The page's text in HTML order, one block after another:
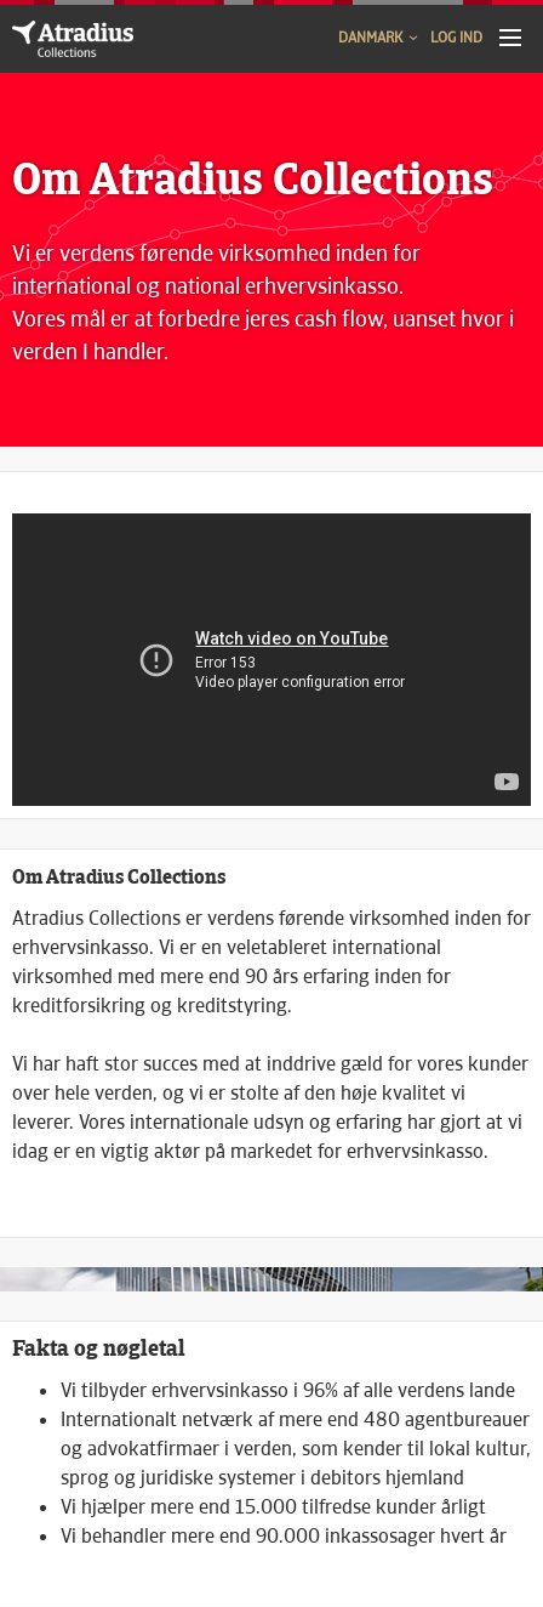
LOG IND
DANMARK
Om Atradius Collections
Vi er verdens førende virksomhed inden for
international og national erhvervsinkasso.
Vores mål er at forbedre jeres cash flow, uanset hvor i
verden I handler.
Om Atradius Collections
Atradius Collections er verdens førende virksomhed inden for
erhvervsinkasso. Vi er en veletableret international
virksomhed med mere end 90 års erfaring inden for
kreditforsikring og kreditstyring.
Vi har haft stor succes med at inddrive gæld for vores kunder
over hele verden, og vi er stolte af den høje kvalitet vi
leverer. Vores internationale udsyn og erfaring har gjort at vi
idag er en vigtig aktør på markedet for erhvervsinkasso.
Fakta og nøgletal
Vi tilbyder erhvervsinkasso i 96% af alle verdens lande
Internationalt netværk af mere end 480 agentbureauer
og advokatfirmaer i verden, som kender til lokal kultur,
sprog og juridiske systemer i debitors hjemland
Vi hjælper mere end 15.000 tilfredse kunder årligt
Vi behandler mere end 90.000 inkassosager hvert år